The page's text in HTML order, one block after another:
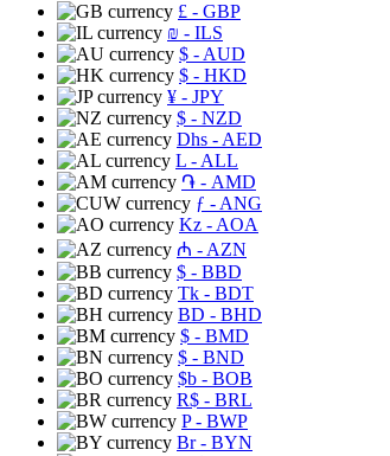
£ - GBP
₪ - ILS
$ - AUD
$ - HKD
¥ - JPY
$ - NZD
Dhs - AED
L - ALL
֏ - AMD
ƒ - ANG
Kz - AOA
₼ - AZN
$ - BBD
Tk - BDT
BD - BHD
$ - BMD
$ - BND
$b - BOB
R$ - BRL
P- BWP
Br- BYN